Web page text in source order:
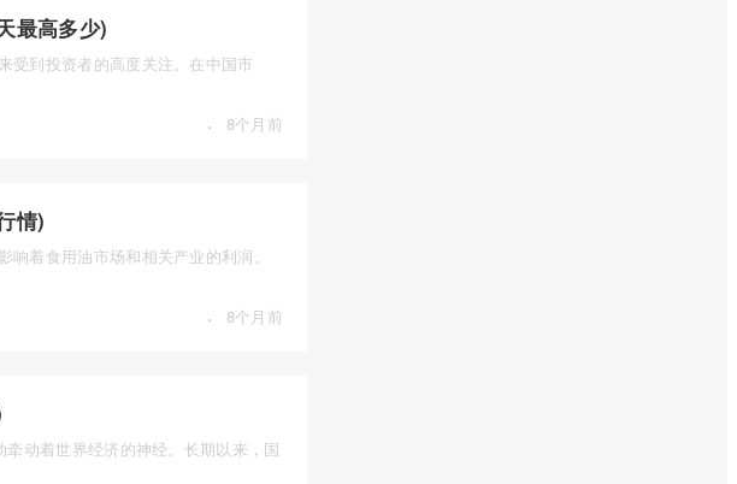
最高多少)
受到投资者的高度关注。在中国市
· 8个月前
情)
着食用油市场和相关产业的利润。
· 8个月前
动着世界经济的神经。长期以来，国